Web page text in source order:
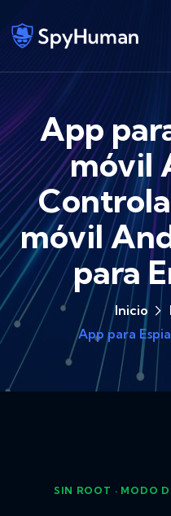
App
móvil
móvil
para
Inicio
App para
SIN ROOT · MODO